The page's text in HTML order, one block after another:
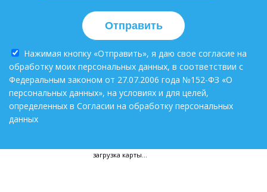
Отправить
Нажимая кнопку «Отправить», я даю свое согласие на
обработку моих персональных данных, в соответствии с
Федеральным законом от 27.07.2006 года №152-ФЗ «О
персональных данных», на условиях и для целей,
определенных в Согласии на обработку персональных
данных
загрузка карты...